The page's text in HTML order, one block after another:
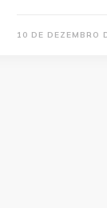
10 DE DEZEMBRO